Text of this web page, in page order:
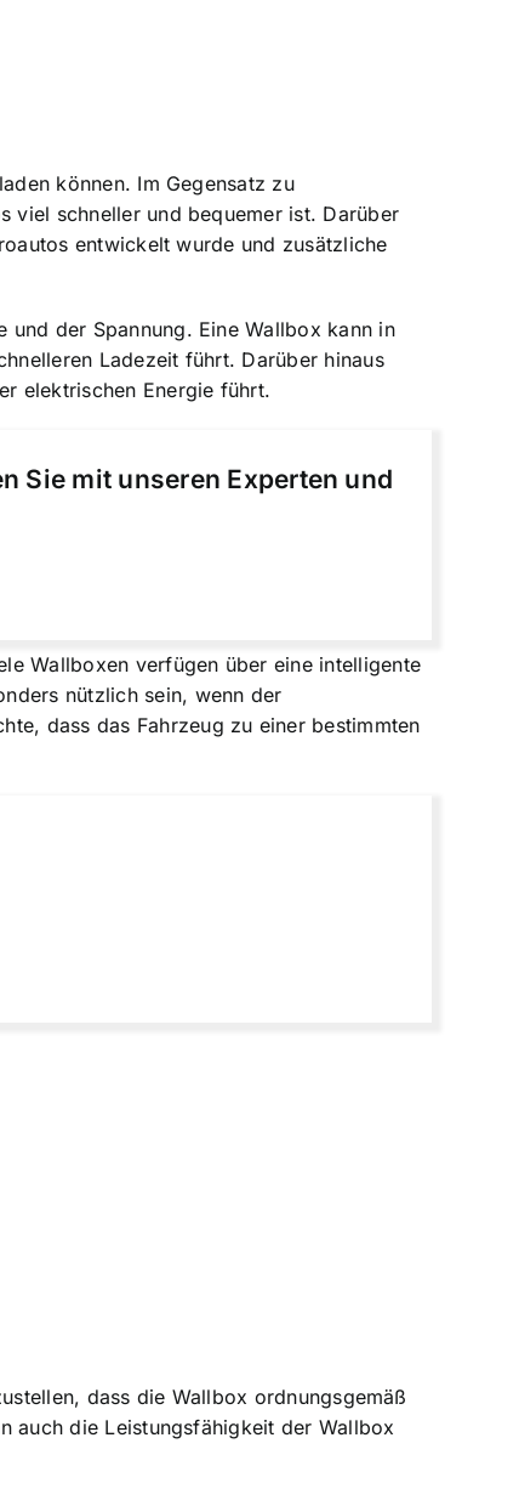
können. Im Gegensatz zu
viel schneller und bequemer ist. Darüber
entwickelt wurde und zusätzliche
der Spannung. Eine Wallbox kann in
Ladezeit führt. Darüber hinaus
elektrischen Energie führt.
Sie mit unseren Experten und
Wallboxen verfügen über eine intelligente
nützlich sein, wenn der
dass das Fahrzeug zu einer bestimmten
dass die Wallbox ordnungsgemäß
auch die Leistungsfähigkeit der Wallbox